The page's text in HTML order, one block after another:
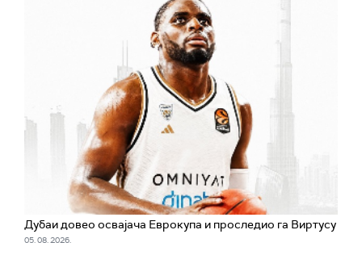
Дубаи довео освајача Еврокупа и проследио га Виртусу
05. 08. 2026.